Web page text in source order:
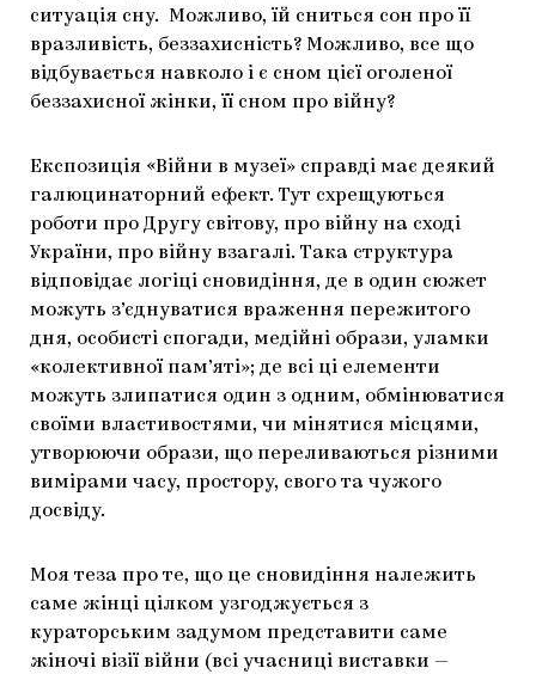
ситуація сну. Можливо, їй сниться сон про її
вразливість, беззахисність? Можливо, все що
відбувається навколо і є сном цієї оголеної
беззахисної жінки, її сном про війну?
Експозиція «Війни в музеї» справді має деякий
галюцинаторний ефект. Тут схрещуються
роботи про Другу світову, про війну на сході
України, про війну взагалі. Така структура
відповідає логіці сновидіння, де в один сюжет
можуть з’єднуватися враження пережитого
дня, особисті спогади, медійні образи, уламки
«колективної пам’яті»; де всі ці елементи
можуть злипатися один з одним, обмінюватися
своїми властивостями, чи мінятися місцями,
утворюючи образи, що переливаються різними
вимірами часу, простору, свого та чужого
досвіду.
Моя теза про те, що це сновидіння належить
саме жінці цілком узгоджується з
кураторським задумом представити саме
жіночі візії війни (всі учасниці виставки —